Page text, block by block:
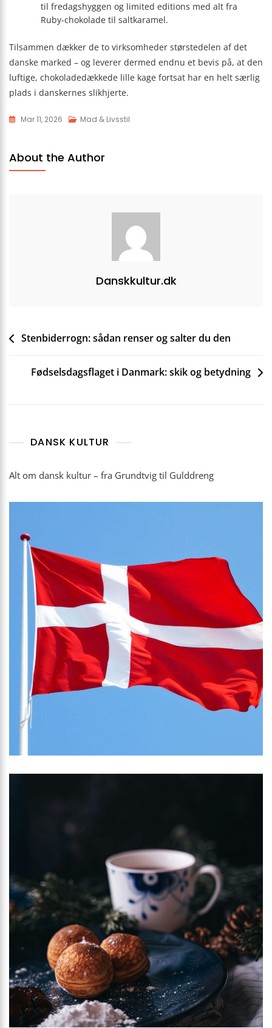
til fredagshyggen og limited editions med alt fra
Ruby-chokolade til saltkaramel.
Tilsammen dækker de to virksomheder størstedelen af det
danske marked – og leverer dermed endnu et bevis på, at den
luftige, chokolade­dækkede lille kage fortsat har en helt særlig
plads i danskernes slik­hjerte.
Mar 11, 2026 Mad & Livsstil
About the Author
Danskkultur.dk
Indlægsnavigation
Stenbiderrogn: sådan renser og salter du den
Fødselsdagsflaget i Danmark: skik og betydning
DANSK KULTUR
Alt om dansk kultur – fra Grundtvig til Gulddreng